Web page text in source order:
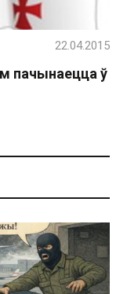
пачынаецца ў
22.04.2015